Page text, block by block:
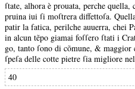
ſtate, alhora è prouata, perche
pruina iui ſi moſtrera diffettoſa.
patir la fatica, perilche auuerra, chei
in alcun tẽpo giamai foſſero ſtati i
go, tanto ſono di cõmune, & maggior
ſpeſa delle cotte pietre ſia migliore
40